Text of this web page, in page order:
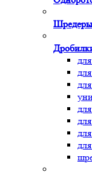
Шредеры